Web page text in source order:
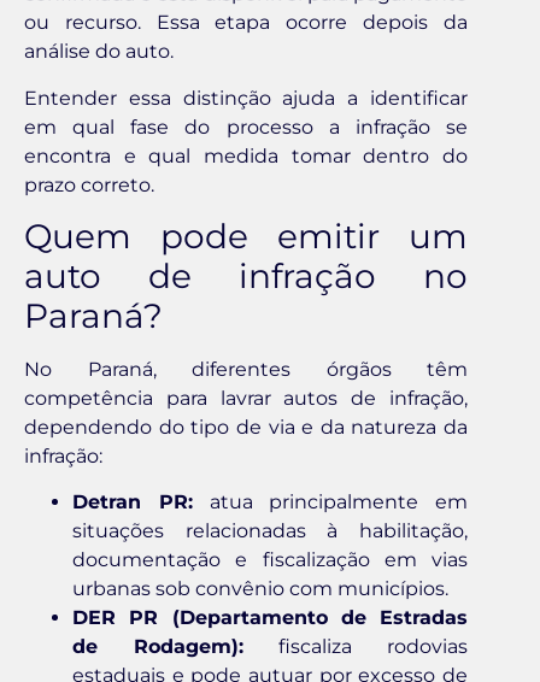
ou recurso. Essa etapa ocorre depois da
análise do auto.
Entender essa distinção ajuda a identificar
em qual fase do processo a infração se
encontra e qual medida tomar dentro do
prazo correto.
Quem pode emitir um
auto de infração no
Paraná?
No Paraná, diferentes órgãos têm
competência para lavrar autos de infração,
dependendo do tipo de via e da natureza da
infração:
Detran PR:atua principalmente em
situações relacionadas à habilitação,
documentação e fiscalização em vias
urbanas sob convênio com municípios.
DER PR (Departamento de Estradas
de Rodagem): fiscaliza rodovias
estaduais e pode autuar por excesso de